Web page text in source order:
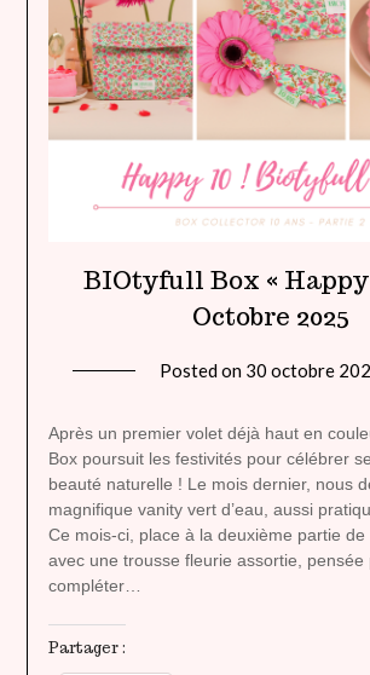
BIOtyfull Box « Happy
Octobre 2025
Posted on 30 octobre
Après un premier volet déjà haut en
Box poursuit les festivités pour célébrer
beauté naturelle ! Le mois dernier, nous
magnifique vanity vert d’eau, aussi
Ce mois-ci, place à la deuxième partie de
avec une trousse fleurie assortie, pensée
compléter…
Partager :